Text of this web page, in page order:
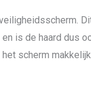
is de haard dus
scherm